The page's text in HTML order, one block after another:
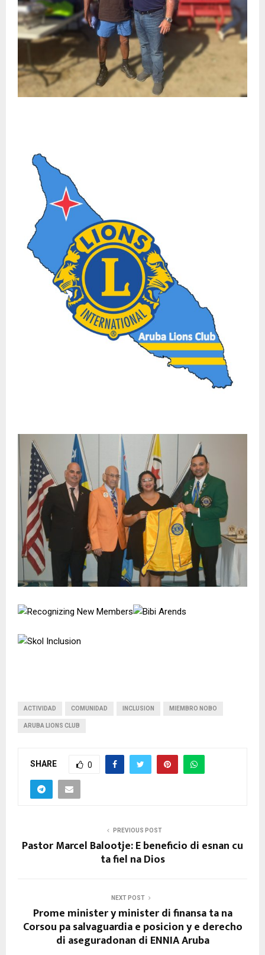
ACTIVIDAD COMUNIDAD INCLUSION MIEMBRO NOBO
ARUBA LIONS CLUB
SHARE 0
PREVIOUS POST
Pastor Marcel Balootje: E beneficio di esnan cu
ta fiel na Dios
NEXT POST
Prome minister y minister di finansa ta na
Corsou pa salvaguardia e posicion y e derecho
di aseguradonan di ENNIA Aruba